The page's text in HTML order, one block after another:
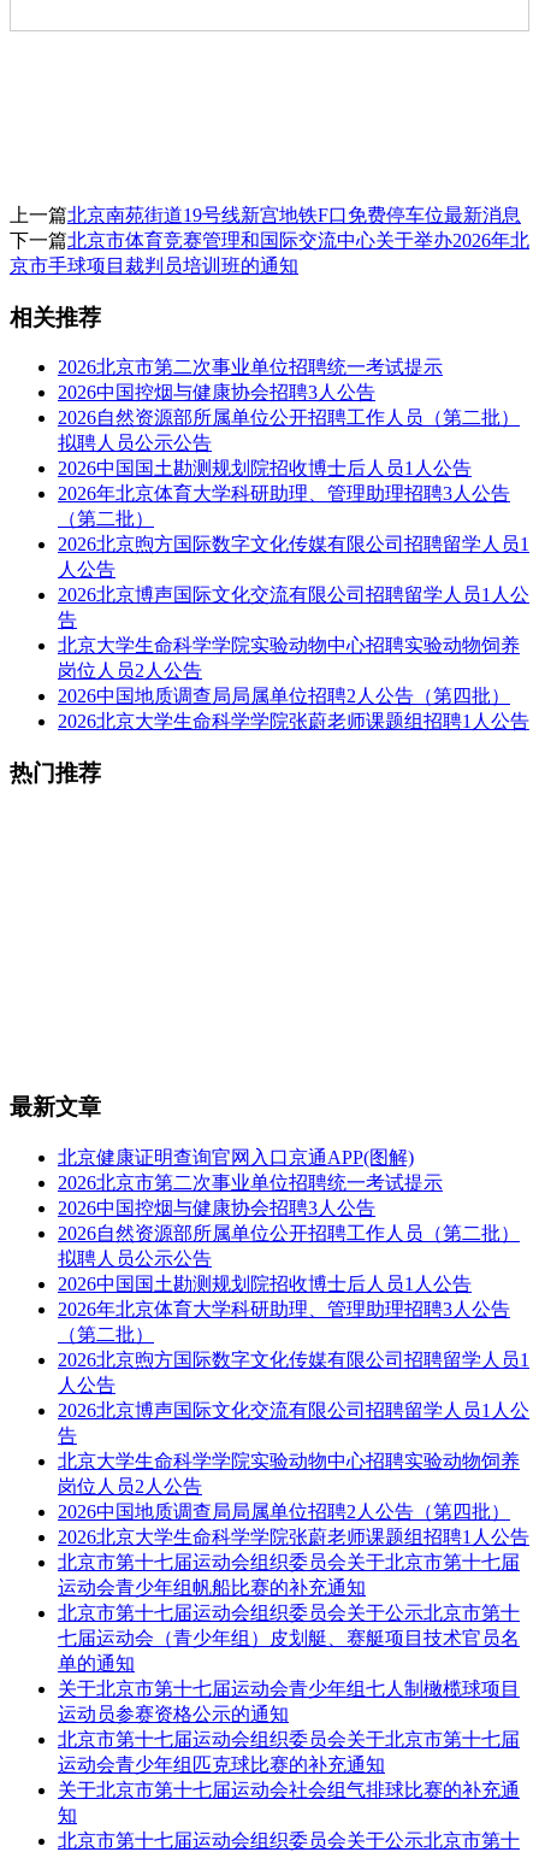
上一篇北京南苑街道19号线新宫地铁F口免费停车位最新消息
下一篇北京市体育竞赛管理和国际交流中心关于举办2026年北
京市手球项目裁判员培训班的通知
相关推荐
2026北京市第二次事业单位招聘统一考试提示
2026中国控烟与健康协会招聘3人公告
2026自然资源部所属单位公开招聘工作人员（第二批）
拟聘人员公示公告
2026中国国土勘测规划院招收博士后人员1人公告
2026年北京体育大学科研助理、管理助理招聘3人公告
（第二批）
2026北京煦方国际数字文化传媒有限公司招聘留学人员1
人公告
2026北京博声国际文化交流有限公司招聘留学人员1人公
告
北京大学生命科学学院实验动物中心招聘实验动物饲养
岗位人员2人公告
2026中国地质调查局局属单位招聘2人公告（第四批）
2026北京大学生命科学学院张蔚老师课题组招聘1人公告
热门推荐
最新文章
北京健康证明查询官网入口京通APP(图解)
2026北京市第二次事业单位招聘统一考试提示
2026中国控烟与健康协会招聘3人公告
2026自然资源部所属单位公开招聘工作人员（第二批）
拟聘人员公示公告
2026中国国土勘测规划院招收博士后人员1人公告
2026年北京体育大学科研助理、管理助理招聘3人公告
（第二批）
2026北京煦方国际数字文化传媒有限公司招聘留学人员1
人公告
2026北京博声国际文化交流有限公司招聘留学人员1人公
告
北京大学生命科学学院实验动物中心招聘实验动物饲养
岗位人员2人公告
2026中国地质调查局局属单位招聘2人公告（第四批）
2026北京大学生命科学学院张蔚老师课题组招聘1人公告
北京市第十七届运动会组织委员会关于北京市第十七届
运动会青少年组帆船比赛的补充通知
北京市第十七届运动会组织委员会关于公示北京市第十
七届运动会（青少年组）皮划艇、赛艇项目技术官员名
单的通知
关于北京市第十七届运动会青少年组七人制橄榄球项目
运动员参赛资格公示的通知
北京市第十七届运动会组织委员会关于北京市第十七届
运动会青少年组匹克球比赛的补充通知
关于北京市第十七届运动会社会组气排球比赛的补充通
知
北京市第十七届运动会组织委员会关于公示北京市第十